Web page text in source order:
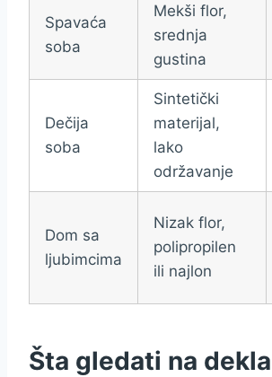
Spavaća
soba
Mekši flor,
srednja
gustina
Dečija
soba
Sintetički
materijal,
lako
održavanje
Dom sa
ljubimcima
Nizak flor,
polipropilen
ili najlon
Šta gledati na